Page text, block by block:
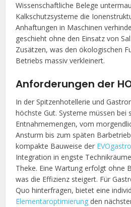
Wissenschaftliche Belege
Kalkschutzsysteme die
Anhaftungen in Maschinen
geschieht ohne den Einsatz von
Zusätzen, was den ökologischen
Betriebs massiv verkleinert.
Anforderungen der
In der Spitzenhotellerie und
höchste Gut. Systeme müssen bei
Entnahmemengen, vom
Ansturm bis zum späten
kompakte Bauweise der EVOgastro
Integration in engste
Theke. Eine Wartung erfolgt ohne
was die Effizienz steigert. Für
Quo hinterfragen, bietet eine
Elementaroptimierung den